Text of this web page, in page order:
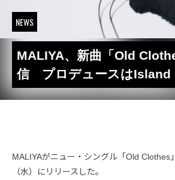
NEWS
MALIYA、新曲「Old
信 プロデュースはIsland
MALIYAがニュー・シングル「Old Clothes
（水）にリリースした。